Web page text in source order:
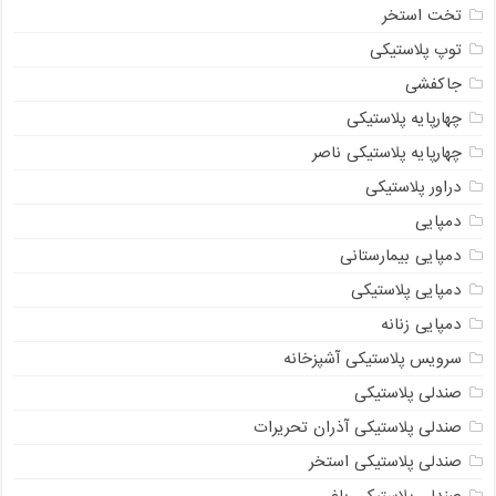
تخت استخر
توپ پلاستیکی
جاکفشی
چهارپایه پلاستیکی
چهارپایه پلاستیکی ناصر
دراور پلاستیکی
دمپایی
دمپایی بیمارستانی
دمپایی پلاستیکی
دمپایی زنانه
سرویس پلاستیکی آشپزخانه
صندلی پلاستیکی
صندلی پلاستیکی آذران تحریرات
صندلی پلاستیکی استخر